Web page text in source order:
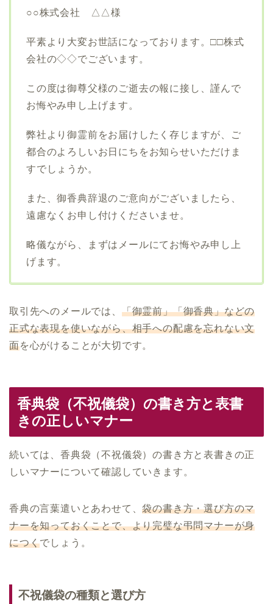
○○株式会社 △△様
平素より大変お世話になっております。□□株式
会社の◇◇でございます。
この度は御尊父様のご逝去の報に接し、謹んで
お悔やみ申し上げます。
弊社より御霊前をお届けしたく存じますが、ご
都合のよろしいお日にちをお知らせいただけま
すでしょうか。
また、御香典辞退のご意向がございましたら、
遠慮なくお申し付けくださいませ。
略儀ながら、まずはメールにてお悔やみ申し上
げます。
取引先へのメールでは、 「御霊前」「御香典」などの
正式な表現を使いながら、相手への配慮を忘れない文
面を心がけることが大切です。
香典袋（不祝儀袋）の書き方と表書
きの正しいマナー
続いては、香典袋（不祝儀袋）の書き方と表書きの正
しいマナーについて確認していきます。
香典の言葉遣いとあわせて、袋の書き方・選び方のマ
ナーを知っておくことで、より完璧な弔問マナーが身
につくでしょう。
不祝儀袋の種類と選び方